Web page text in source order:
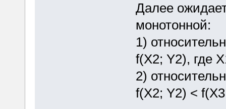
Далее
монотонной:
1)
f(X2; Y2), где
2)
f(X2; Y2) <